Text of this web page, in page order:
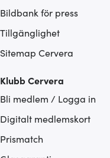
Bildbank för press
Tillgänglighet
Sitemap Cervera
Klubb Cervera
Bli medlem / Logga in
Digitalt medlemskort
Prismatch